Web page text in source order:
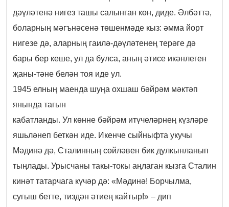
дәүләтенә нигез ташы салынган көн, диде. Әлбәттә,
боларның мәгънәсенә төшенмәде кыз: әмма йорт
нигезе дә, аларның гаилә-дәүләтенең терәге дә
бары бер кеше, ул да булса, аның әтисе икәнлеген
җаны-тәне белән тоя иде ул.
1945 елның маенда шуңа охшаш бәйрәм мәктәп
янында тагын
кабатланды. Ул көнне бәйрәм итүчеләрнең күзләре
яшьләнеп беткән иде. Икенче сыйныфта укучы
Мәдинә дә, Сталинның сөйләвен бик дулкынланып
тыңлады. Урысчаны такы-токы аңлаган кызга Сталин
кинәт татарчага күчәр дә: «Мәдинә! Борчылма,
сугыш бетте, тиздән әтиең кайтыр!» – дип